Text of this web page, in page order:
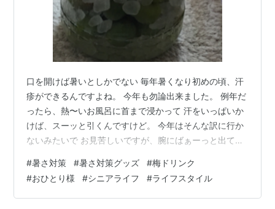
口を開けば暑いとしかでない 毎年暑くなり初めの頃、汗
疹ができるんですよね。 今年も勿論出来ました。 例年だ
ったら、熱〜いお風呂に首まで浸かって 汗をいっぱいか
けば、スーッと引くんですけど。 今年はそんな訳に行か
ないみたいで お見苦しいですが、腕にばぁーっと出てし
【指定第2類医薬品】液体ムヒS 50ML 【セルフメディケ
ーション税制対象】価格: 396 円楽天で詳細を見る これ
は虫刺されにも、痒みにも効く。 が、暑いのはどうしよ
#暑さ対策 #暑さ対策グッズ #梅ドリンク
#おひとり様 #シニアライフ #ライフスタイル